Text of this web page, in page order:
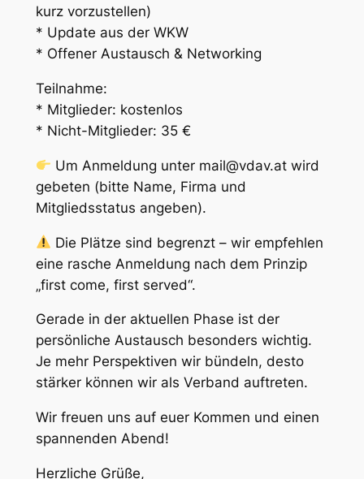
kurz vorzustellen)
* Update aus der WKW
* Offener Austausch & Networking
Teilnahme:
* Mitglieder: kostenlos
* Nicht-Mitglieder: 35 €
Um Anmeldung unter mail@vdav.at wird
gebeten (bitte Name, Firma und
Mitgliedsstatus angeben).
Die Plätze sind begrenzt – wir empfehlen
eine rasche Anmeldung nach dem Prinzip
„first come, first served“.
Gerade in der aktuellen Phase ist der
persönliche Austausch besonders wichtig.
Je mehr Perspektiven wir bündeln, desto
stärker können wir als Verband auftreten.
Wir freuen uns auf euer Kommen und einen
spannenden Abend!
Herzliche Grüße,